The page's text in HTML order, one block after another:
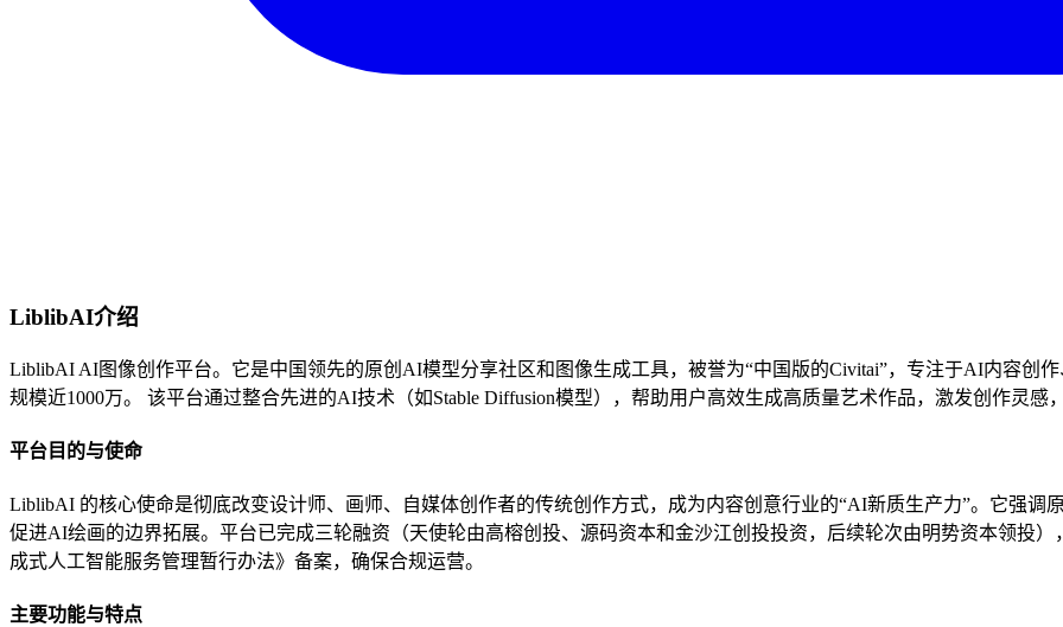
LiblibAI介绍
LiblibAI AI图像创作平台。它是中国领先的原创AI模型分享社区和图像生成工具，被誉为“中国版的Civitai”，专注于AI内容创
规模近1000万。 该平台通过整合先进的AI技术（如Stable Diffusion模型），帮助用户高效生成高质量艺术作品，激发创作灵
平台目的与使命
LiblibAI 的核心使命是彻底改变设计师、画师、自媒体创作者的传统创作方式，成为内容创意行业的“AI新质生产力”。它强调
促进AI绘画的边界拓展。平台已完成三轮融资（天使轮由高榕创投、源码资本和金沙江创投投资，后续轮次由明势资本领投
成式人工智能服务管理暂行办法》备案，确保合规运营。
主要功能与特点